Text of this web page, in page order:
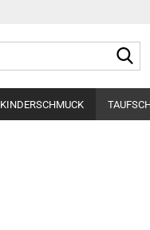
KINDERSCHMUCK